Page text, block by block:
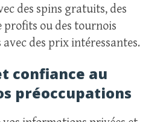
des spins gratuits, des
ou des tournois
des prix intéressantes.
confiance au
préoccupations